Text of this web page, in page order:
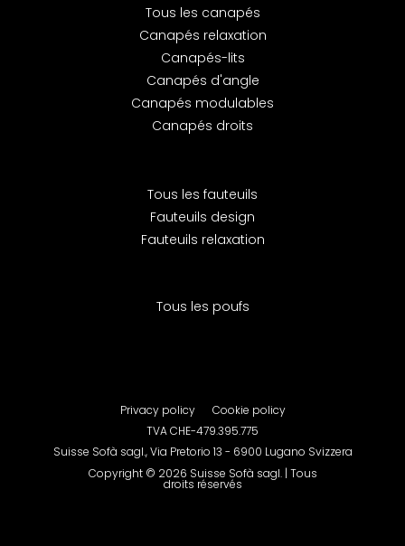
Tous les canapés
Canapés relaxation
Canapés-lits
Canapés d'angle
Canapés modulables
Canapés droits
Tous les fauteuils
Fauteuils design
Fauteuils relaxation
Tous les poufs
Privacy policy
Cookie policy
TVA CHE-479.395.775
Suisse Sofà sagl., Via Pretorio 13 - 6900 Lugano Svizzera
Copyright © 2026 Suisse Sofà sagl. | ​​Tous
droits réservés